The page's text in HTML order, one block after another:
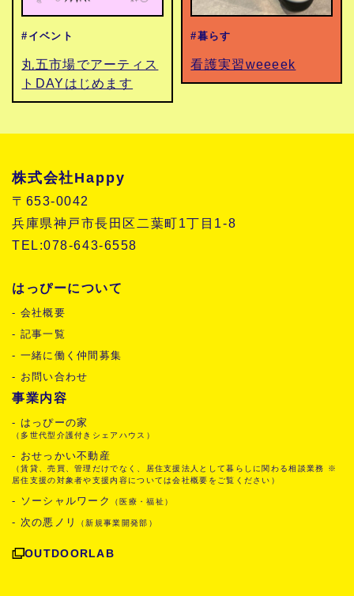
#イベント
丸五市場でアーティス
トDAYはじめます
#暮らす
看護実習weeeek
株式会社Happy
〒653-0042
兵庫県神戸市長田区二葉町1丁目1-8
TEL:078-643-6558
はっぴーについて
- 会社概要
- 記事一覧
- 一緒に働く仲間募集
- お問い合わせ
事業内容
- はっぴーの家
（多世代型介護付きシェアハウス）
- おせっかい不動産
（賃貸、売買、管理だけでなく、居住支援法人として暮らしに関わる相談業務 ※
居住支援の対象者や支援内容については会社概要をご覧ください）
- ソーシャルワーク （医療・福祉）
- 次の悪ノリ （新規事業開発部）
OUTDOORLAB